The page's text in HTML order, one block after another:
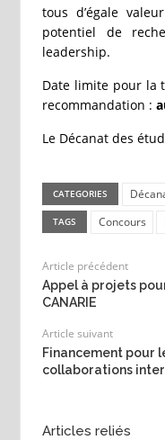
tous d’égale
potentiel de
leadership.
Date limite pour la
recommandation :
Le Décanat des
CATEGORIES
TAGS Concours
Article précédent
Appel à projets
CANARIE
Article suivant
Financement pour
collaborations
Articles reliés